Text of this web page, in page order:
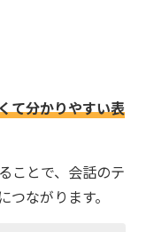
て分かりやすい表
ことで、会話のテ
つながります。